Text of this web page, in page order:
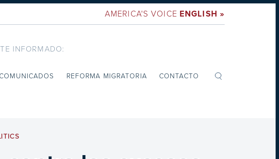
AMERICA'S VOICE ENGLISH »
INFORMADO:
REFORMA MIGRATORIA CONTACTO